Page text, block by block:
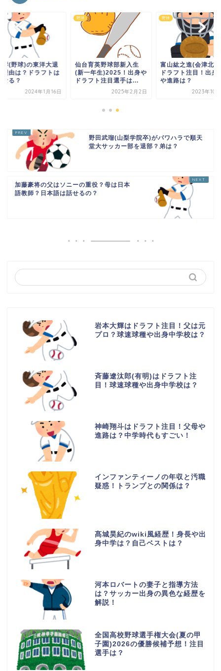
響(野球)の東洋大退
理由は？ドラフトは
なる？
2024年1月16日
野球
仙台育英野球部新入生
(新一年生)2025！出身や
ドラフト注目選手は...
2025年2月2日
野球
富山紘之進(会津北
ドラフト注目！出身
や進路は？
2023年10
野田武瑠(山梨学院卒)がパワハラで順天
堂大サッカー部を退部？弟は？
加藤豪将の父はソニーの重役？母は日本
語教師？日本語は話せるの？
岩本大輝はドラフト注目！父は元
プロ？球速球種や出身中学校は？
斉藤遼汰郎(有明)はドラフト注
目！球速球種や出身中学校は？
神崎翔斗はドラフト注目！父母や
進路は？中学時代もすごい！
インファンティーノの年収と汚職
疑惑！トランプとの関係は？
髙城昊紀のwiki風経歴！身長や出
身中学は？自己ベストは？
河本ロバートの妻子と指導方法
は？サッカー出身の異色な経歴を
解説！
全国高校野球選手権大会(夏の甲
子園)2026の優勝候補予想！注目
選手は？